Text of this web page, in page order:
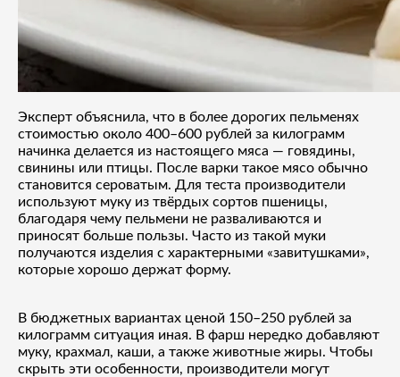
Эксперт объяснила, что в более дорогих пельменях
стоимостью около 400–600 рублей за килограмм
начинка делается из настоящего мяса — говядины,
свинины или птицы. После варки такое мясо обычно
становится сероватым. Для теста производители
используют муку из твёрдых сортов пшеницы,
благодаря чему пельмени не разваливаются и
приносят больше пользы. Часто из такой муки
получаются изделия с характерными «завитушками»,
которые хорошо держат форму.
В бюджетных вариантах ценой 150–250 рублей за
килограмм ситуация иная. В фарш нередко добавляют
муку, крахмал, каши, а также животные жиры. Чтобы
скрыть эти особенности, производители могут